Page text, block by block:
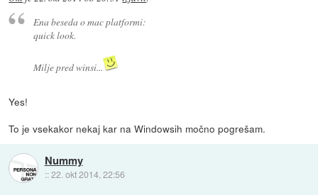
Ena beseda o mac platformi:
quick look.
Milje pred winsi...
Yes!
To je vsekakor nekaj kar na Windowsih močno pogrešam.
Nummy
::22. okt 2014, 22:56